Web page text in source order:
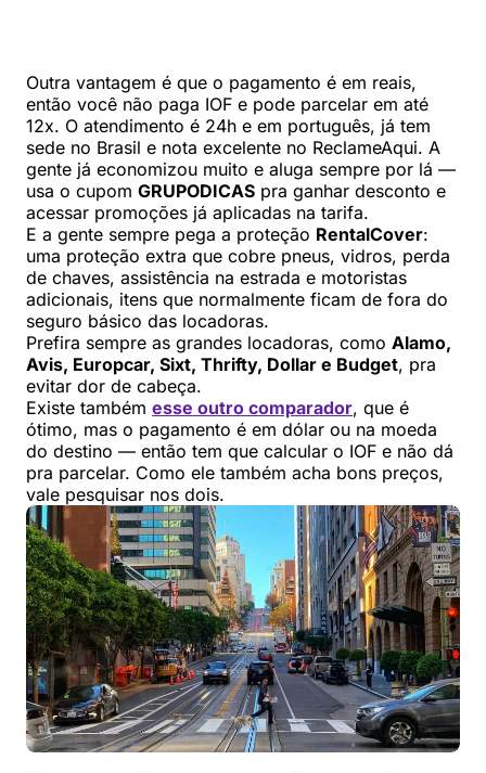
Outra vantagem é que o pagamento é em reais,
então você não paga IOF e pode parcelar em até
12x. O atendimento é 24h e em português, já tem
sede no Brasil e nota excelente no ReclameAqui. A
gente já economizou muito e aluga sempre por lá —
usa o cupom GRUPODICAS pra ganhar desconto e
acessar promoções já aplicadas na tarifa.
E a gente sempre pega a proteção RentalCover:
uma proteção extra que cobre pneus, vidros, perda
de chaves, assistência na estrada e motoristas
adicionais, itens que normalmente ficam de fora do
seguro básico das locadoras.
Prefira sempre as grandes locadoras, como Alamo,
Avis, Europcar, Sixt, Thrifty, Dollar e Budget, pra
evitar dor de cabeça.
Existe também esse outro comparador, que é
ótimo, mas o pagamento é em dólar ou na moeda
do destino — então tem que calcular o IOF e não dá
pra parcelar. Como ele também acha bons preços,
vale pesquisar nos dois.